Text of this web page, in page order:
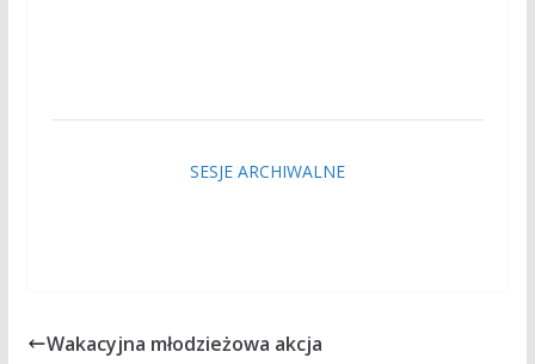
SESJE ARCHIWALNE
Wakacyjna młodzieżowa akcja